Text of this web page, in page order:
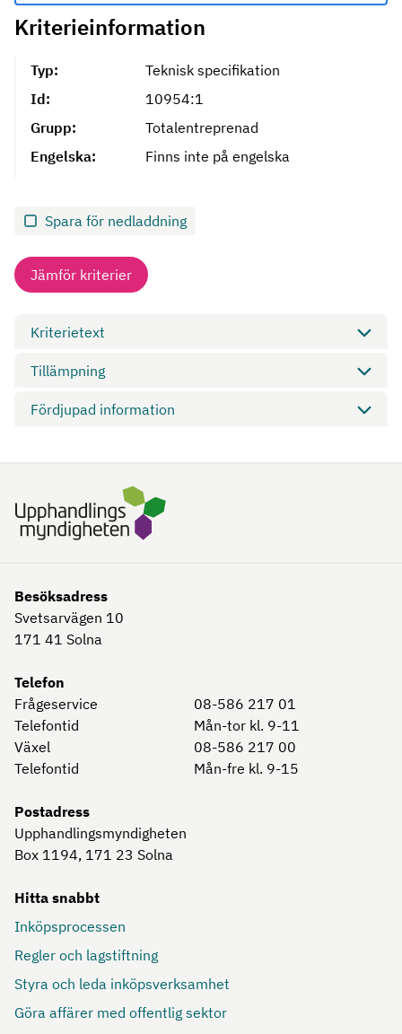
Kriterieinformation
Typ:
Teknisk specifikation
Id:
10954:1
Grupp:
Totalentreprenad
Engelska:
Finns inte på engelska
Spara för nedladdning
Jämför kriterier
Kriterietext
Tillämpning
Fördjupad information
Besöksadress
Svetsarvägen 10
171 41 Solna
Telefon
Frågeservice
08-586 217 01
Telefontid
Mån-tor kl. 9-11
Växel
08-586 217 00
Telefontid
Mån-fre kl. 9-15
Postadress
Upphandlingsmyndigheten
Box 1194, 171 23 Solna
Hitta snabbt
Inköpsprocessen
Regler och lagstiftning
Styra och leda inköpsverksamhet
Göra affärer med offentlig sektor